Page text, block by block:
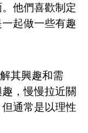
他們喜歡制定
起做一些有趣
其興趣和需
，慢慢拉近關
通常是以理性